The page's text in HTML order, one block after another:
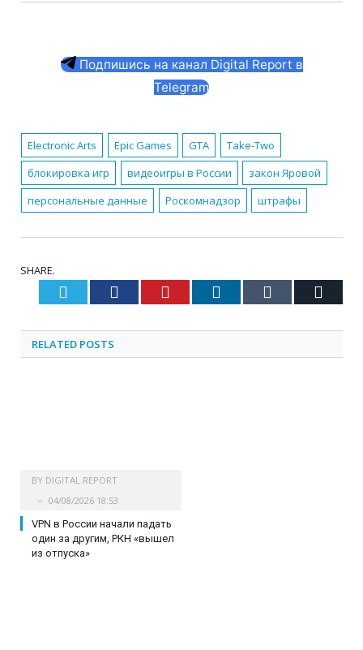
Подпишись на канал Digital Report в
Telegram
Electronic Arts Epic Games GTA
Take-Two
блокировка игр
видеоигры в России
закон Яровой
персональные данные
Роскомнадзор штрафы
SHARE.
Twitter Facebook Pinterest LinkedIn Tumblr
RELATED POSTS
BY DIGITAL REPORT
04/08/2026 18:53
VPN в России начали падать
один за другим, РКН «вышел
из отпуска»